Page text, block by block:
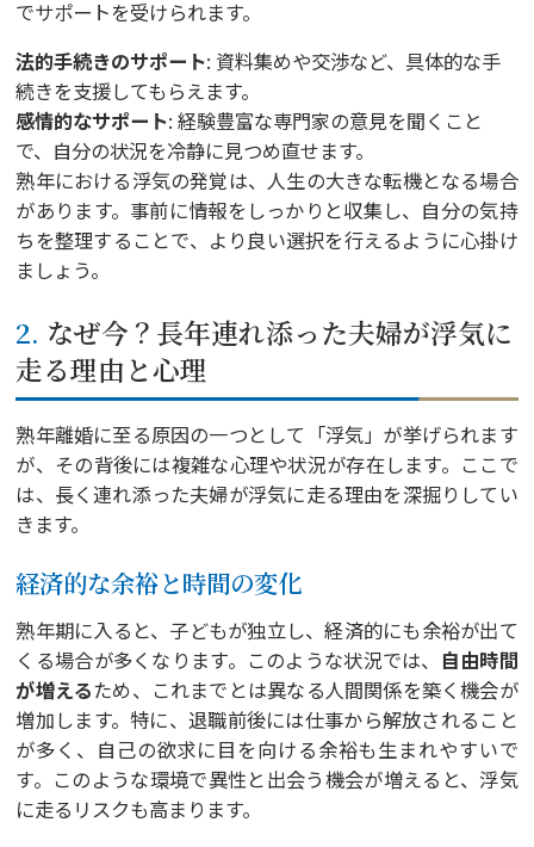
でサポートを受けられます。
法的手続きのサポート: 資料集めや交渉など、具体的な手
続きを支援してもらえます。
感情的なサポート: 経験豊富な専門家の意見を聞くこと
で、自分の状況を冷静に見つめ直せます。
熟年における浮気の発覚は、人生の大きな転機となる場合
があります。事前に情報をしっかりと収集し、自分の気持
ちを整理することで、より良い選択を行えるように心掛け
ましょう。
2. なぜ今？長年連れ添った夫婦が浮気に
走る理由と心理
熟年離婚に至る原因の一つとして「浮気」が挙げられます
が、その背後には複雑な心理や状況が存在します。ここで
は、長く連れ添った夫婦が浮気に走る理由を深掘りしてい
きます。
経済的な余裕と時間の変化
熟年期に入ると、子どもが独立し、経済的にも余裕が出て
くる場合が多くなります。このような状況では、 自由時間
が増えるため、これまでとは異なる人間関係を築く機会が
増加します。特に、退職前後には仕事から解放されること
が多く、自己の欲求に目を向ける余裕も生まれやすいで
す。このような環境で異性と出会う機会が増えると、浮気
に走るリスクも高まります。